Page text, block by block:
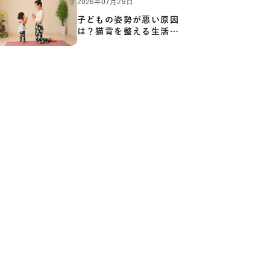
2026年07月29日
子どもの姿勢が悪い原因
は？猫背を整える生活習
慣と…